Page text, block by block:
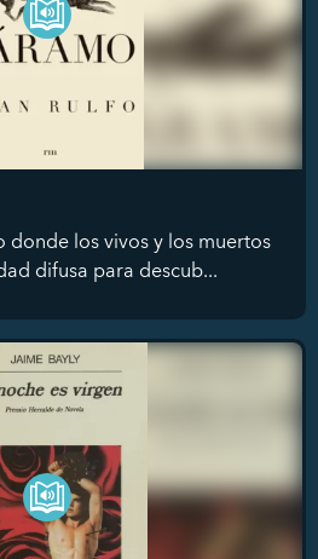
los vivos y los muertos
difusa para descub...